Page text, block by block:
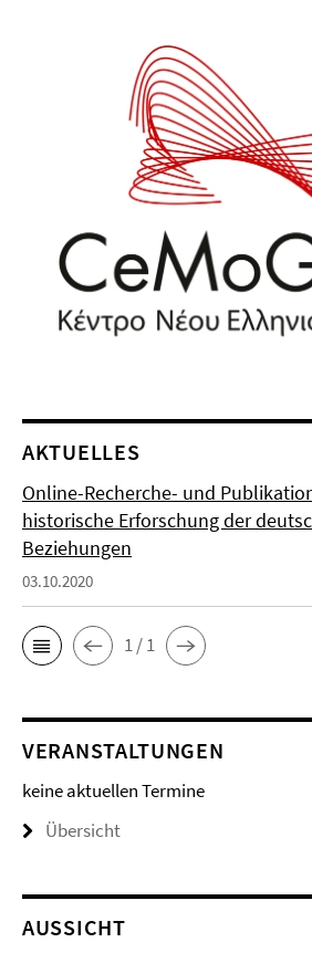
AKTUELLES
Online-Recherche- und
historische Erforschung der
Beziehungen
03.10.2020
1 / 1
VERANSTALTUNGEN
keine aktuellen Termine
Übersicht
AUSSICHT